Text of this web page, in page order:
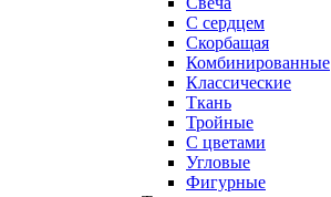
С сердцем
Скорбащая
Комбинированные
Классические
Ткань
Тройные
С цветами
Угловые
Фигурные